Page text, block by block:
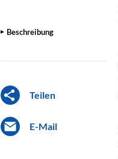
Beschreibung
Teilen
E-Mail